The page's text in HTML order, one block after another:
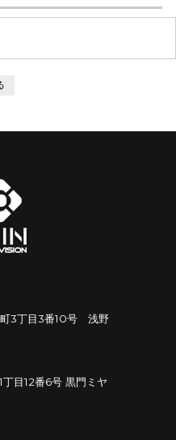
3丁目3番10号 浅野
目12番6号 黒門ミヤ